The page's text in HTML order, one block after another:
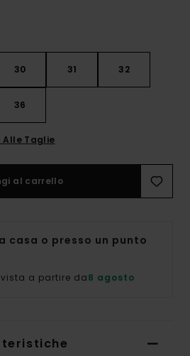
30 31 32
36
Alle Taglie
al carrello
casa o presso un punto
a partire da8 agosto